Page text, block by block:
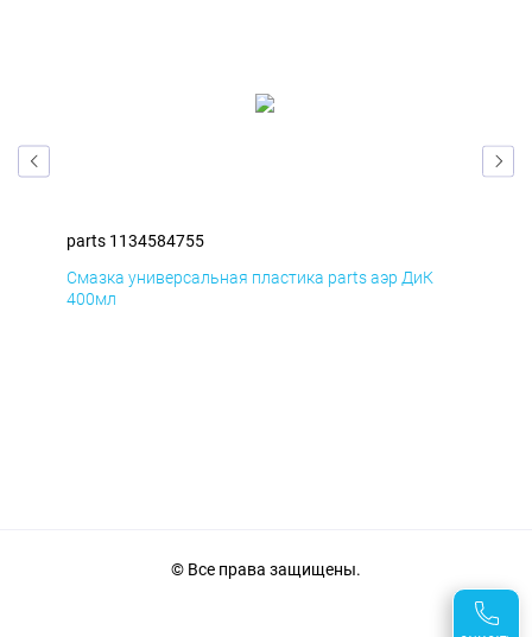
parts 1134584755
Смазка универсальная пластика parts аэр ДиК
400мл
© Все права защищены.